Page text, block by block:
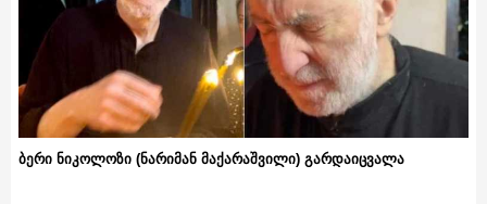
ბერი ნიკოლოზი (ნარიმან მაქარაშვილი) გარდაიცვალა